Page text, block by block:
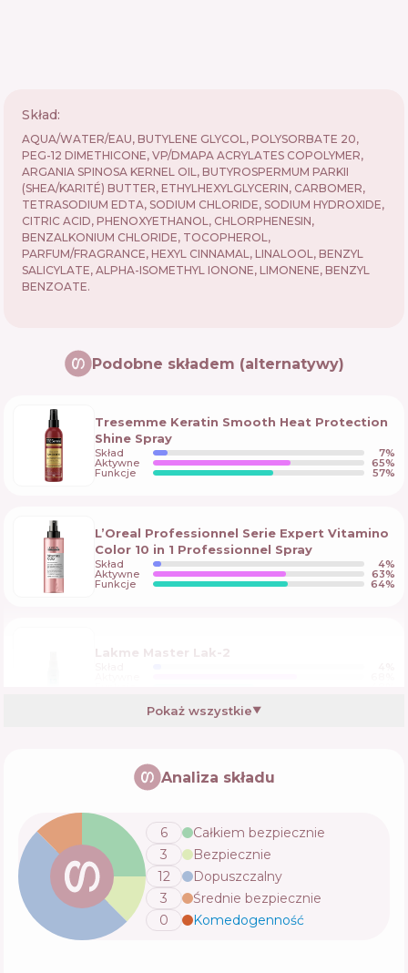
Skład:
AQUA/WATER/EAU, BUTYLENE GLYCOL, POLYSORBATE 20,
PEG-12 DIMETHICONE, VP/DMAPA ACRYLATES COPOLYMER,
ARGANIA SPINOSA KERNEL OIL, BUTYROSPERMUM PARKII
(SHEA/KARITÉ) BUTTER, ETHYLHEXYLGLYCERIN, CARBOMER,
TETRASODIUM EDTA, SODIUM CHLORIDE, SODIUM HYDROXIDE,
CITRIC ACID, PHENOXYETHANOL, CHLORPHENESIN,
BENZALKONIUM CHLORIDE, TOCOPHEROL,
PARFUM/FRAGRANCE, HEXYL CINNAMAL, LINALOOL, BENZYL
SALICYLATE, ALPHA-ISOMETHYL IONONE, LIMONENE, BENZYL
BENZOATE.
Podobne składem (alternatywy)
Tresemme Keratin Smooth Heat Protection
Shine Spray
Skład 7%
Aktywne 65%
Funkcje 57%
L’Oreal Professionnel Serie Expert Vitamino
Color 10 in 1 Professionnel Spray
Skład 4%
Aktywne 63%
Funkcje 64%
Lakme Master Lak-2
Redken One United Elixir
Aktywne
Sol De Janeiro Brazilian Joia Milky Leave In
Conditioner
Skład
Aktywne
Funkcje
Pokaż wszystkie▼
Analiza składu
6
Całkiem bezpiecznie
3
Bezpiecznie
12
Dopuszczalny
3
Średnie bezpiecznie
0
Komedogenność